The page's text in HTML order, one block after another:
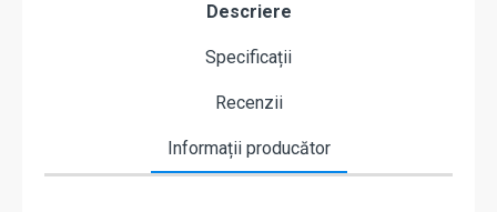
Descriere
Specificații
Recenzii
Informații producător